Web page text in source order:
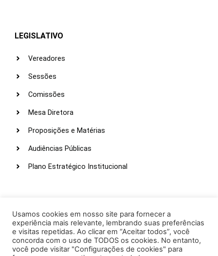
LEGISLATIVO
Vereadores
Sessões
Comissões
Mesa Diretora
Proposições e Matérias
Audiências Públicas
Plano Estratégico Institucional
Webmail
Intranet
Administração
Usamos cookies em nosso site para fornecer a
experiência mais relevante, lembrando suas preferências
e visitas repetidas. Ao clicar em “Aceitar todos”, você
concorda com o uso de TODOS os cookies. No entanto,
você pode visitar "Configurações de cookies" para